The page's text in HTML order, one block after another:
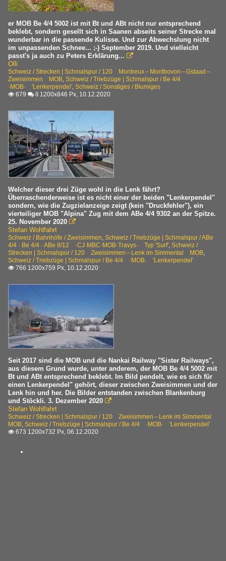
er MOB Be 4/4 5002 ist mit Bt und ABt nicht nur entsprechend
beklebt, sondern gesellt sich in Saanen abseits seiner Strecke mal
wunderbar in die passende Kulisse. Und zur Abwechslung nicht
im unpassenden Schnee... ;-) September 2019. Und vielleicht
passt's ja auch zu Peters Erklärung... 
Olli
Schweiz / Strecken | Schmalspur / 120 Montreux – Montbovon – Gstaad –
Zweisimmen MOB, Schweiz / Triebzüge | Schmalspur / Be 4/4
·MOB· 'Lenkerpendel', Schweiz / Sonstiges / Blumiges
 679  8 1200x846 Px, 10.12.2020
Welcher dieser drei Züge wohl in die Lenk fährt?
Überraschenderweise ist es nicht einer der beiden "Lenkerpendel"
sondern, wie die Zugzielanzeige zeigt (kein "Druckfehler"), ein
vierteiliger MOB "Alpina" Zug mit dem ABe 4/4 9302 an der Spitze.
25. November 2020 
Stefan Wohlfahrt
Schweiz / Bahnhöfe / Zweisimmen, Schweiz / Triebzüge | Schmalspur / ABe
4/4 · Be 4/4 · ABe 8/12 ·CJ·MBC·MOB·Travys· Typ 'Surf', Schweiz /
Strecken | Schmalspur / 120 Zweisimmen – Lenk im Simmental MOB,
Schweiz / Triebzüge | Schmalspur / Be 4/4 ·MOB· 'Lenkerpendel'
 766 1200x759 Px, 10.12.2020
Seit 2017 sind die MOB und die Nankai Railway "Sister Railways",
aus diesem Grund wurde, unter anderem, der MOB Be 4/4 5002 mit
Bt und ABt entsprechend beklebt. Im Bild pendelt, wie es sich für
einen Lenkerpendel" gehört, dieser zwischen Zweisimmen und der
Lenk hin und her. Die Bilder entstanden zwischen Blankenburg
und Stöckli. 3. Dezember 2020 
Stefan Wohlfahrt
Schweiz / Strecken | Schmalspur / 120 Zweisimmen – Lenk im Simmental
MOB, Schweiz / Triebzüge | Schmalspur / Be 4/4 ·MOB· 'Lenkerpendel'
 673 1200x732 Px, 06.12.2020